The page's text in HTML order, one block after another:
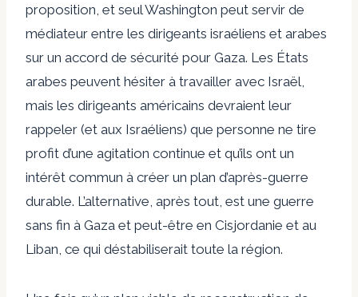
proposition, et seul Washington peut servir de
médiateur entre les dirigeants israéliens et arabes
sur un accord de sécurité pour Gaza. Les États
arabes peuvent hésiter à travailler avec Israël,
mais les dirigeants américains devraient leur
rappeler (et aux Israéliens) que personne ne tire
profit d’une agitation continue et qu’ils ont un
intérêt commun à créer un plan d’après-guerre
durable. L’alternative, après tout, est une guerre
sans fin à Gaza et peut-être en Cisjordanie et au
Liban, ce qui déstabiliserait toute la région.